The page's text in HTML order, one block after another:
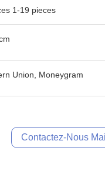
1-19 pieces
Union, Moneygram
Contactez-Nous